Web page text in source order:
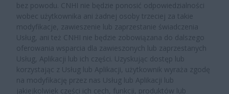
bez powodu. CNHI nie będzie ponosić odpowiedzialności
wobec użytkownika ani żadnej osoby trzeciej za takie
modyfikacje, zawieszenie lub zaprzestanie świadczenia
Usług, ani też CNHI nie będzie zobowiązana do dalszego
oferowania wsparcia dla zawieszonych lub zaprzestanych
Usług, Aplikacji lub ich części. Uzyskując dostęp lub
korzystając z Usług lub Aplikacji, użytkownik wyraża zgodę
na modyfikację przez nas Usług lub Aplikacji lub
jakiejkolwiek części ich cech, funkcji, produktów lub